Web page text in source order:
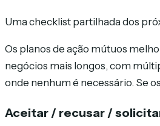
Uma checklist partilhada dos
Os planos de ação mútuos
negócios mais longos, com
onde nenhum é necessário. Se
Aceitar / recusar /